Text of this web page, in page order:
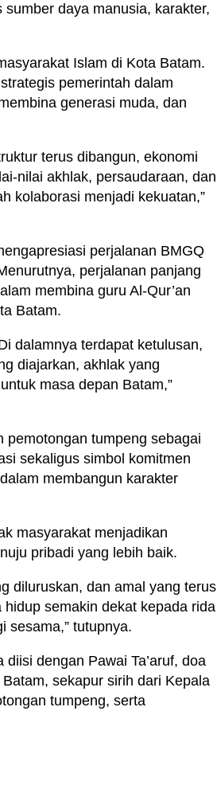
daya manusia, karakter,
Islam di Kota Batam.
pemerintah dalam
generasi muda, dan
terus dibangun, ekonomi
nilai akhlak, persaudaraan, dan
kolaborasi menjadi kekuatan,”
perjalanan BMGQ
perjalanan panjang
membina guru Al-Qur’an
Batam.
dalamnya terdapat ketulusan,
diajarkan, akhlak yang
masa depan Batam,”
pemotongan tumpeng sebagai
sekaligus simbol komitmen
membangun karakter
masyarakat menjadikan
pribadi yang lebih baik.
diluruskan, dan amal yang terus
semakin dekat kepada rida
sesama,” tutupnya.
dengan Pawai Ta’aruf, doa
sekapur sirih dari Kepala
tumpeng, serta